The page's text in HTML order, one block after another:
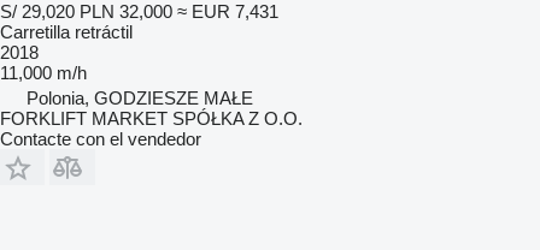
S/ 29,020 PLN 32,000 ≈ EUR 7,431
Carretilla retráctil
2018
11,000 m/h
Polonia, GODZIESZE MAŁE
FORKLIFT MARKET SPÓŁKA Z O.O.
Contacte con el vendedor